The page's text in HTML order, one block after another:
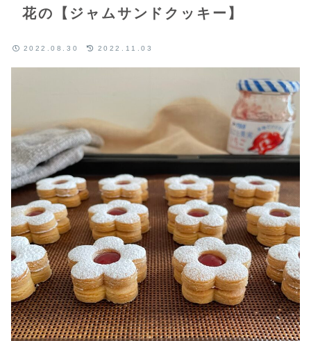
花の【ジャムサンドクッキー】
2022.08.30 2022.11.03